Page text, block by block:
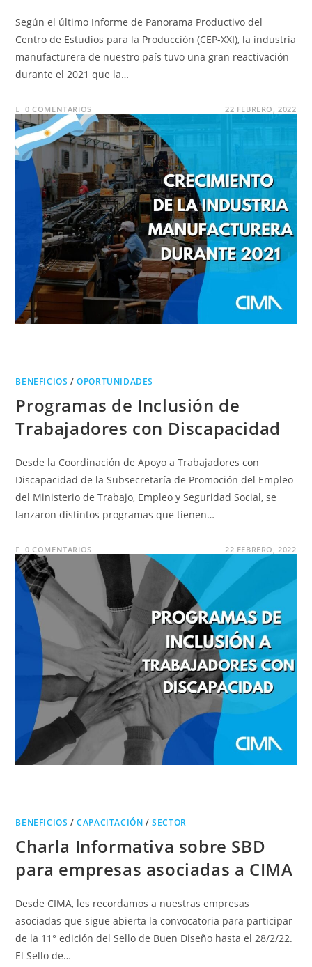
Según el último Informe de Panorama Productivo del
Centro de Estudios para la Producción (CEP-XXI), la industria
manufacturera de nuestro país tuvo una gran reactivación
durante el 2021 que la…
0 COMENTARIOS 22 FEBRERO, 2022
BENEFICIOS /OPORTUNIDADES
Programas de Inclusión de
Trabajadores con Discapacidad
Desde la Coordinación de Apoyo a Trabajadores con
Discapacidad de la Subsecretaría de Promoción del Empleo
del Ministerio de Trabajo, Empleo y Seguridad Social, se
lanzaron distintos programas que tienen…
0 COMENTARIOS 22 FEBRERO, 2022
BENEFICIOS /CAPACITACIÓN /SECTOR
Charla Informativa sobre SBD
para empresas asociadas a CIMA
Desde CIMA, les recordamos a nuestras empresas
asociadas que sigue abierta la convocatoria para participar
de la 11° edición del Sello de Buen Diseño hasta el 28/2/22.
El Sello de…